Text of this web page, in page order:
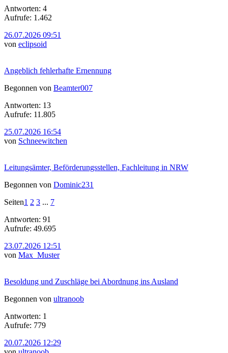
Antworten: 4
Aufrufe: 1.462
26.07.2026 09:51
von eclipsoid
Angeblich fehlerhafte Ernennung
Begonnen von Beamter007
Antworten: 13
Aufrufe: 11.805
25.07.2026 16:54
von Schneewitchen
Leitungsämter, Beförderungsstellen, Fachleitung in NRW
Begonnen von Dominic231
Seiten1 2 3 ... 7
Antworten: 91
Aufrufe: 49.695
23.07.2026 12:51
von Max_Muster
Besoldung und Zuschläge bei Abordnung ins Ausland
Begonnen von ultranoob
Antworten: 1
Aufrufe: 779
20.07.2026 12:29